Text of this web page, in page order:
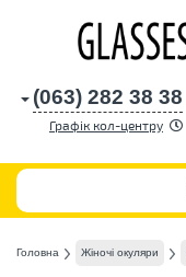
(063) 282 38 38
Графік кол-центру
Головна Жіночі окуляри